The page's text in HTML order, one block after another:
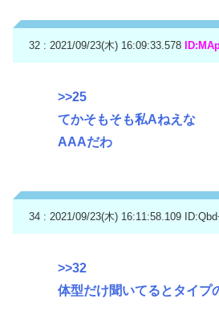
32 : 2021/09/23(木) 16:09:33.578
>>25
てかそもそも私Aねえな
AAAだわ
34 : 2021/09/23(木) 16:11:58.109
>>32
体型だけ聞いてるとタイプ